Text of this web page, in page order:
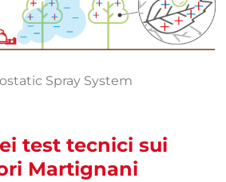
Spray System
test tecnici sui
Martignani